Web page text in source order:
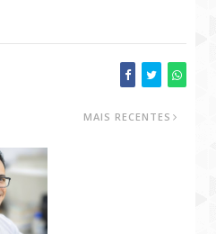
MAIS RECENTES